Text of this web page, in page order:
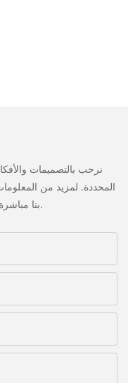
نرحب بالتصميمات
المحددة. لمزيد من
بنا مباشرة مع أسئلة أو استفسارات.